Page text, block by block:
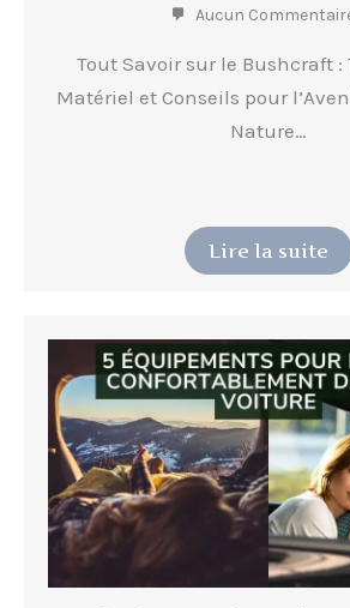
Aucun
Tout Savoir sur le Bushcraft :
Matériel et Conseils pour
Nature…
Lire la suite